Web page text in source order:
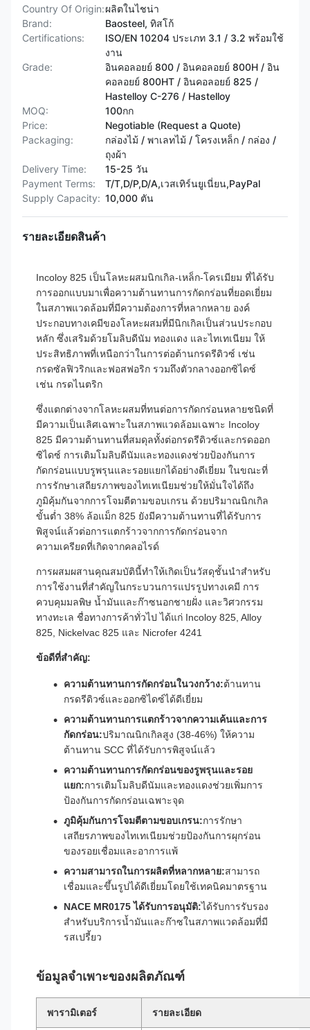
Country Of Origin:ผลิตในไชน่า
Brand:
Baosteel, ทิสโก้
Certifications:
ISO/EN 10204 ประเภท 3.1 / 3.2 พร้อมใช้
งาน
Grade:
อินคอลอยย์ 800 / อินคอลอยย์ 800H / อิน
คอลอยย์ 800HT / ​​อินคอลอยย์ 825 /
Hastelloy C-276 / Hastelloy
MOQ:
100กก
Price:
Negotiable (Request a Quote)
Packaging:
กล่องไม้ / พาเลทไม้ / โครงเหล็ก / กล่อง /
ถุงผ้า
Delivery Time:
15-25 วัน
Payment Terms:
T/T,D/P,D/A,เวสเทิร์นยูเนี่ยน,PayPal
Supply Capacity: 10,000 ตัน
รายละเอียดสินค้า
Incoloy 825 เป็นโลหะผสมนิกเกิล-เหล็ก-โครเมียม ที่ได้รับ
การออกแบบมาเพื่อความต้านทานการกัดกร่อนที่ยอดเยี่ยม
ในสภาพแวดล้อมที่มีความต้องการที่หลากหลาย องค์
ประกอบทางเคมีของโลหะผสมที่มีนิกเกิลเป็นส่วนประกอบ
หลัก ซึ่งเสริมด้วยโมลิบดีนัม ทองแดง และไทเทเนียม ให้
ประสิทธิภาพที่เหนือกว่าในการต่อต้านกรดรีดิวซ์ เช่น
กรดซัลฟิวริกและฟอสฟอริก รวมถึงตัวกลางออกซิไดซ์
เช่น กรดไนตริก
ซึ่งแตกต่างจากโลหะผสมที่ทนต่อการกัดกร่อนหลายชนิดที่
มีความเป็นเลิศเฉพาะในสภาพแวดล้อมเฉพาะ Incoloy
825 มีความต้านทานที่สมดุลทั้งต่อกรดรีดิวซ์และกรดออก
ซิไดซ์ การเติมโมลิบดีนัมและทองแดงช่วยป้องกันการ
กัดกร่อนแบบรูพรุนและรอยแยกได้อย่างดีเยี่ยม ในขณะที่
การรักษาเสถียรภาพของไทเทเนียมช่วยให้มั่นใจได้ถึง
ภูมิคุ้มกันจากการโจมตีตามขอบเกรน ด้วยปริมาณนิกเกิล
ขั้นต่ำ 38% ล้อแม็ก 825 ยังมีความต้านทานที่ได้รับการ
พิสูจน์แล้วต่อการแตกร้าวจากการกัดกร่อนจาก
ความเครียดที่เกิดจากคลอไรด์
การผสมผสานคุณสมบัตินี้ทำให้เกิดเป็นวัสดุชั้นนำสำหรับ
การใช้งานที่สำคัญในกระบวนการแปรรูปทางเคมี การ
ควบคุมมลพิษ น้ำมันและก๊าซนอกชายฝั่ง และวิศวกรรม
ทางทะเล ชื่อทางการค้าทั่วไป ได้แก่ Incoloy 825, Alloy
825, Nickelvac 825 และ Nicrofer 4241
ข้อดีที่สำคัญ:
ความต้านทานการกัดกร่อนในวงกว้าง:ต้านทาน
กรดรีดิวซ์และออกซิไดซ์ได้ดีเยี่ยม
ความต้านทานการแตกร้าวจากความเค้นและการ
กัดกร่อน:ปริมาณนิกเกิลสูง (38-46%) ให้ความ
ต้านทาน SCC ที่ได้รับการพิสูจน์แล้ว
ความต้านทานการกัดกร่อนของรูพรุนและรอย
แยก:การเติมโมลิบดีนัมและทองแดงช่วยเพิ่มการ
ป้องกันการกัดกร่อนเฉพาะจุด
ภูมิคุ้มกันการโจมตีตามขอบเกรน:การรักษา
เสถียรภาพของไทเทเนียมช่วยป้องกันการผุกร่อน
ของรอยเชื่อมและอาการแพ้
ความสามารถในการผลิตที่หลากหลาย:สามารถ
เชื่อมและขึ้นรูปได้ดีเยี่ยมโดยใช้เทคนิคมาตรฐาน
NACE MR0175 ได้รับการอนุมัติ:ได้รับการรับรอง
สำหรับบริการน้ำมันและก๊าซในสภาพแวดล้อมที่มี
รสเปรี้ยว
ข้อมูลจำเพาะของผลิตภัณฑ์
พารามิเตอร์ รายละเอียด